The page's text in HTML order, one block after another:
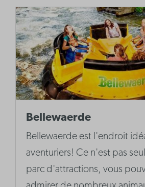
Bellewaerde
Bellewaerde est l'endroit
aventuriers! Ce n'est pas
parc d'attractions, vous